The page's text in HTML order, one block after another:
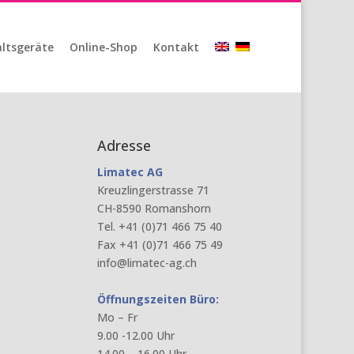
Online-Shop Kontakt
Adresse
Limatec AG
Kreuzlingerstrasse 71
CH-8590 Romanshorn
Tel. +41 (0)71 466 75 40
Fax +41 (0)71 466 75 49
info@limatec-ag.ch
Öffnungszeiten Büro:
Mo – Fr
9.00 -12.00 Uhr